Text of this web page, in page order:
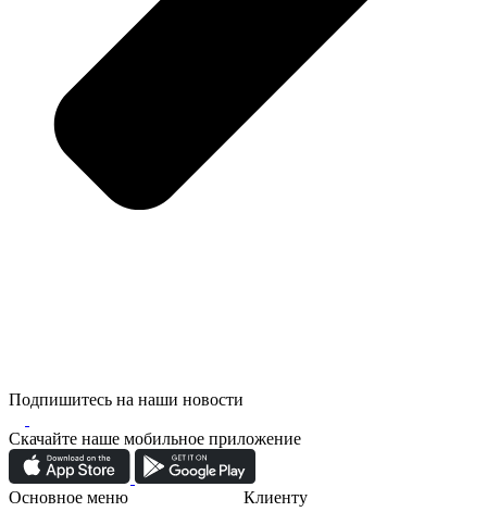
Подпишитесь на наши новости
Скачайте наше мобильное приложение
Основное меню
Клиенту